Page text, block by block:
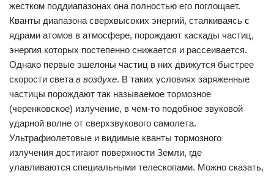
жестком поддиапазонах она полностью его поглощает.
Кванты диапазона сверхвысоких энергий, сталкиваясь с
ядрами атомов в атмосфере, порождают каскады частиц,
энергия которых постепенно снижается и рассеивается.
Однако первые эшелоны частиц в них движутся быстрее
скорости света в воздухе. В таких условиях заряженные
частицы порождают так называемое тормозное
(черенковское) излучение, в чем-то подобное звуковой
ударной волне от сверхзвукового самолета.
Ультрафиолетовые и видимые кванты тормозного
излучения достигают поверхности Земли, где
улавливаются специальными телескопами. Можно сказать,